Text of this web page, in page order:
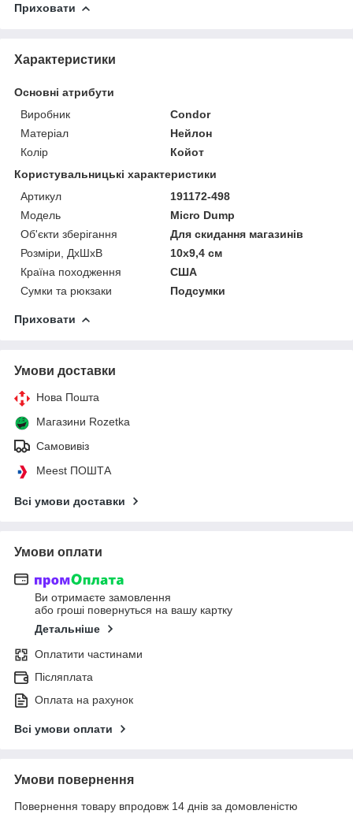
Приховати
Характеристики
Основні атрибути
Виробник
Condor
Матеріал
Нейлон
Колір
Койот
Користувальницькі характеристики
Артикул
191172-498
Мoдель
Micro Dump
Об'єкти зберігання
Для скидання магазинів
Розміри, ДхШхВ
10х9,4 см
Країна походження
США
Сумки та рюкзаки
Подсумки
Приховати
Умови доставки
Нова Пошта
Магазини Rozetka
Самовивіз
Meest ПОШТА
Всі умови доставки
Умови оплати
Ви отримаєте замовлення
або гроші повернуться на вашу картку
Детальніше
Оплатити частинами
Післяплата
Оплата на рахунок
Всі умови оплати
Умови повернення
Повернення товару впродовж 14 днів за домовленістю